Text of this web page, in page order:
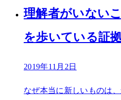
理解者がいない
を歩いている証
2019年11月2日
なぜ本当に新しいものは